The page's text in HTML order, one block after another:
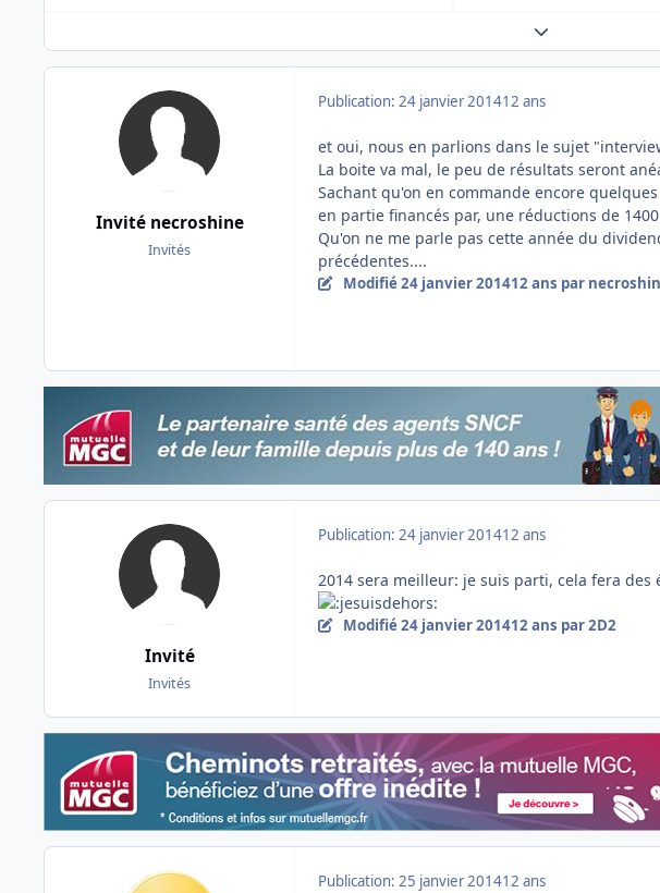
Expand topic
Invité necroshine
Invités
Publication: 24 janvier 201412 ans
et oui, nous en parlions dans le sujet
La boite va mal, le peu de résultats seront
Sachant qu'on en commande encore
en partie financés par, une réductions de
Qu'on ne me parle pas cette année du
précédentes....
Modifié24 janvier 201412 ans par
Invité
Invités
Publication: 24 janvier 201412 ans
2014 sera meilleur: je suis parti, cela fera des
Modifié24 janvier 201412 ans par 2D2
Publication: 25 janvier 201412 ans